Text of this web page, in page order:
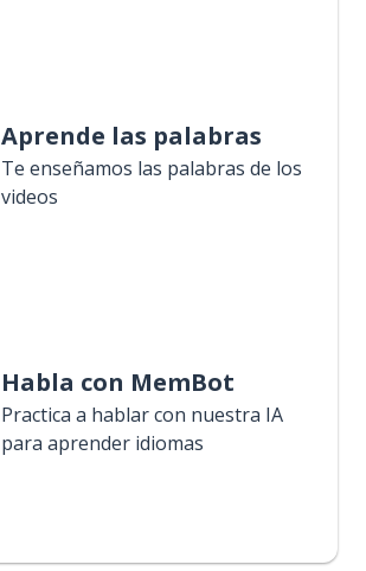
Aprende las palabras
Te enseñamos las palabras de los
videos
Habla con MemBot
Practica a hablar con nuestra IA
para aprender idiomas